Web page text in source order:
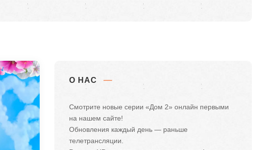
О НАС
Смотрите новые серии «Дом 2» онлайн первыми
на нашем сайте!
Обновления каждый день — раньше
телетрансляции.